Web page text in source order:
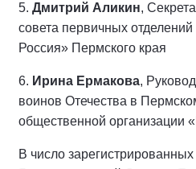
5. Дмитрий Аликин,
совета первичных
Россия» Пермского края
6. Ирина Ермакова,
воинов Отечества в
общественной
В число